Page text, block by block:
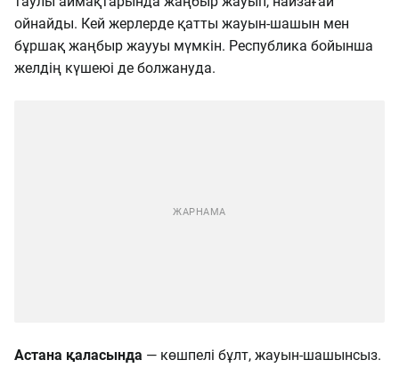
ойнайды. Кей жерлерде қатты жауын-шашын мен
бұршақ жаңбыр жаууы мүмкін. Республика бойынша
желдің күшеюі де болжануда.
Астана қаласында — көшпелі бұлт, жауын-шашынсыз.